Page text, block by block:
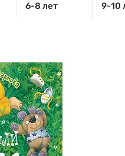
6-8 лет 9-10